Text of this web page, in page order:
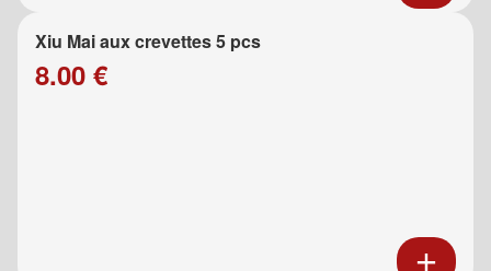
Xiu Mai aux crevettes 5 pcs
8.00 €